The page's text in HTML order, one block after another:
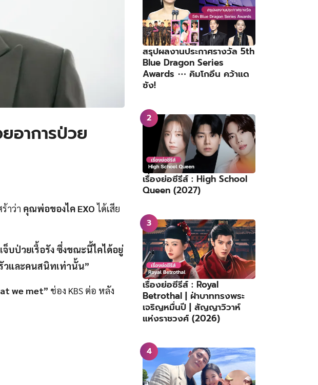
อาการป่วย
าว่า คุณพ่อของไค EXO ได้เสีย
บป่วยเรื้อรัง ซึ่งขณะนี้ไคได้อยู่
วและคนสนิทเท่านั้น”
we met” ช่อง KBS ต่อ หลัง
สรุปผลงานประกาศรางวัล 5th
Blue Dragon Series
Awards ⋯ คิมโกอึน คว้าแด
ซัง!
เรื่องย่อซีรีส์ : High School
Queen (2027)
เรื่องย่อซีรีส์ : Royal
Betrothal | ฝ่าบาททรงพระ
เจริญหมื่นปี | สัญญาวิวาห์
แห่งราชวงศ์ (2026)